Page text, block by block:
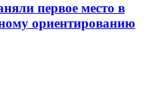
первое место в
ориентированию